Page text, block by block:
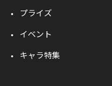
プライズ
イベント
キャラ特集